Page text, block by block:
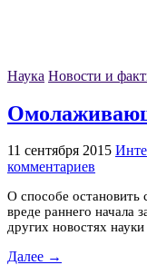
Наука Новости и
11 сентября 2015
комментариев
О способе остановить
вреде раннего начала
других новостях
Далее →